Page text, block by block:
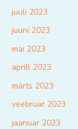
juuli 2023
juuni 2023
mai 2023
aprill 2023
märts 2023
veebruar 2023
jaanuar 2023